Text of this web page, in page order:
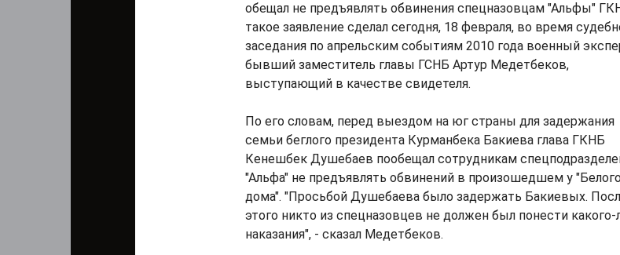
обещал не предъявлять обвинения спецназовцам "Альфы"
такое заявление сделал сегодня, 18 февраля, во время
заседания по апрельским событиям 2010 года военный
бывший заместитель главы ГСНБ Артур Медетбеков,
выступающий в качестве свидетеля.
По его словам, перед выездом на юг страны для задержания
семьи беглого президента Курманбека Бакиева глава ГКНБ
Кенешбек Душебаев пообещал сотрудникам
"Альфа" не предъявлять обвинений в произошедшем у "Белого
дома". "Просьбой Душебаева было задержать Бакиевых.
этого никто из спецназовцев не должен был понести какого-
наказания", - сказал Медетбеков.